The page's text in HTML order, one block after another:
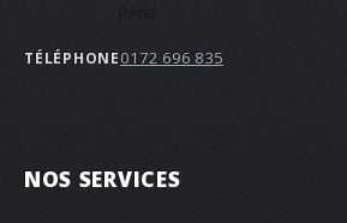
NOS SERVICES
PAris
TÉLÉPHONE0172 696 835